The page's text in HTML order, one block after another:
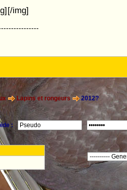
[/img]
Lapins et rongeurs 2012?
: